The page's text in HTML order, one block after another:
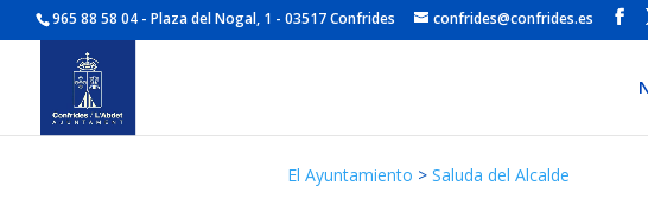
965 88 58 04 - Plaza del Nogal, 1 - 03517 Confrides confrides@confrides.es
El Ayuntamiento > Saluda del Alcalde